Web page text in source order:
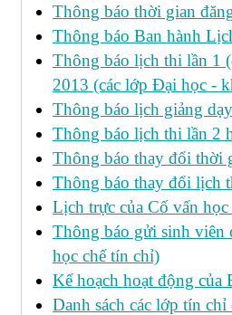
Thông báo thời gian
Thông báo Ban hành
Thông báo lịch thi lần 1
2013 (các lớp Đại học -
Thông báo lịch giảng
Thông báo lịch thi lần 2
Thông báo thay đổi thời
Thông báo thay đổi lịch
Lịch trực của Cố vấn học
Thông báo gửi sinh viên
học chế tín chỉ)
Kế hoạch hoạt động
Danh sách các lớp tín